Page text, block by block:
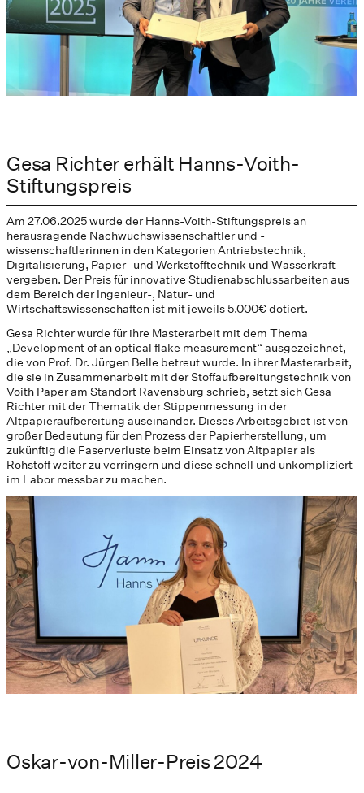
Gesa Richter erhält Hanns-Voith-
Stiftungspreis
Am 27.06.2025 wurde der Hanns-Voith-Stiftungspreis an
herausragende Nachwuchswissenschaftler und -
wissenschaftlerinnen in den Kategorien Antriebstechnik,
Digitalisierung, Papier- und Werkstofftechnik und Wasserkraft
vergeben. Der Preis für innovative Studienabschlussarbeiten aus
dem Bereich der Ingenieur-, Natur- und
Wirtschaftswissenschaften ist mit jeweils 5.000€ dotiert.
Gesa Richter wurde für ihre Masterarbeit mit dem Thema
„Development of an optical flake measurement“ ausgezeichnet,
die von Prof. Dr. Jürgen Belle betreut wurde. In ihrer Masterarbeit,
die sie in Zusammenarbeit mit der Stoffaufbereitungstechnik von
Voith Paper am Standort Ravensburg schrieb, setzt sich Gesa
Richter mit der Thematik der Stippenmessung in der
Altpapieraufbereitung auseinander. Dieses Arbeitsgebiet ist von
großer Bedeutung für den Prozess der Papierherstellung, um
zukünftig die Faserverluste beim Einsatz von Altpapier als
Rohstoff weiter zu verringern und diese schnell und unkompliziert
im Labor messbar zu machen.
Oskar-von-Miller-Preis 2024